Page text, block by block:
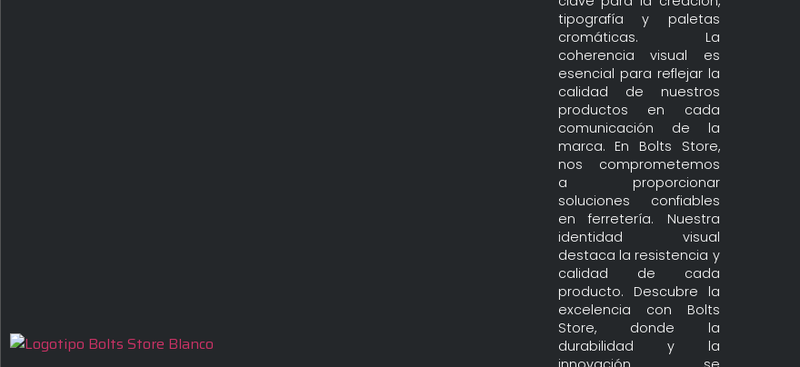
tipografía y paletas
cromáticas. La
coherencia visual es
esencial para reflejar la
calidad de nuestros
productos en cada
comunicación de la
marca. En Bolts Store,
nos comprometemos
a proporcionar
soluciones confiables
en ferretería. Nuestra
identidad visual
destaca la resistencia y
calidad de cada
producto. Descubre la
excelencia con Bolts
Store, donde la
durabilidad y la